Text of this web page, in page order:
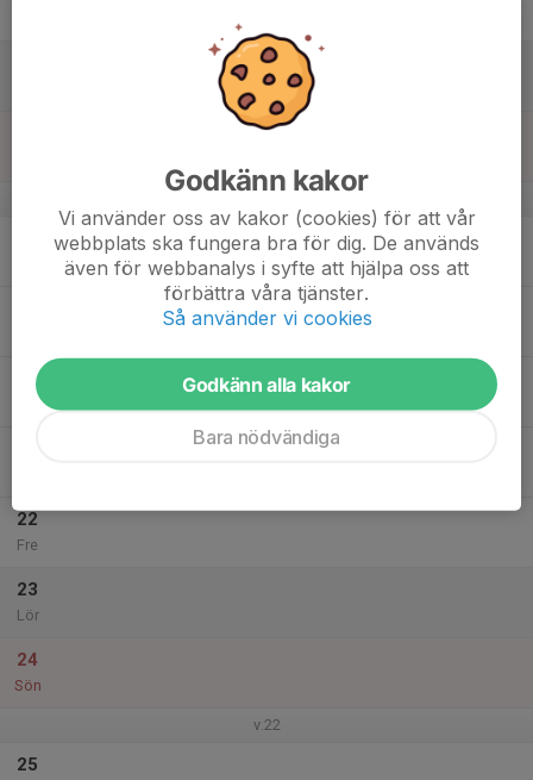
20
Ons
22
Fre
23
Lör
24
Sön
v.22
25
Godkänn kakor
Vi använder oss av kakor (cookies) för att vår
webbplats ska fungera bra för dig. De används
även för webbanalys i syfte att hjälpa oss att
förbättra våra tjänster.
Så använder vi cookies
Godkänn alla kakor
Bara nödvändiga